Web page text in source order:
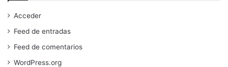
Acceder
Feed de entradas
Feed de comentarios
WordPress.org